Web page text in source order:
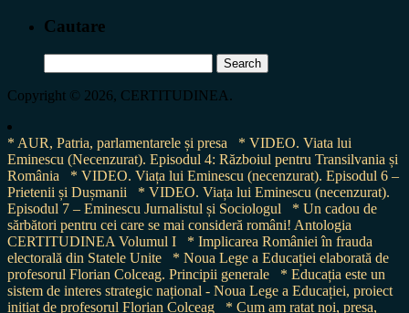
Cautare
for:
Copyright © 2026, CERTITUDINEA.
* AUR, Patria, parlamentarele și presa
* VIDEO. Viata lui
Eminescu (Necenzurat). Episodul 4: Războiul pentru Transilvania și
România
* VIDEO. Viața lui Eminescu (necenzurat). Episodul 6 –
Prietenii și Dușmanii
* VIDEO. Viața lui Eminescu (necenzurat).
Episodul 7 – Eminescu Jurnalistul și Sociologul
* Un cadou de
sărbători pentru cei care se mai consideră români! Antologia
CERTITUDINEA Volumul I
* Implicarea României în frauda
electorală din Statele Unite
* Noua Lege a Educației elaborată de
profesorul Florian Colceag. Principii generale
* Educația este un
sistem de interes strategic național - Noua Lege a Educației, proiect
inițiat de profesorul Florian Colceag
* Cum am ratat noi, presa,